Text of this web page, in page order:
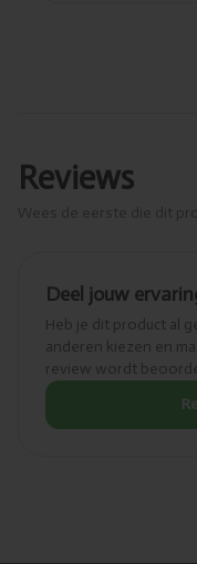
Reviews
Deel jouw
Heb je dit product al
anderen kiezen en
review wordt